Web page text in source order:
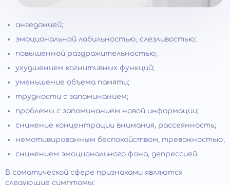
ангедонией;
эмоциональной лабильностью, слезливостью;
повышенной раздражительностью;
ухудшением когнитивных функций;
уменьшение объема памяти;
трудности с запоминанием;
проблемы с запоминанием новой информации;
снижение концентрации внимания, рассеянность;
немотивированным беспокойством, тревожностью;
снижением эмоционального фона, депрессией.
В соматической сфере признаками являются
следующие симптомы: